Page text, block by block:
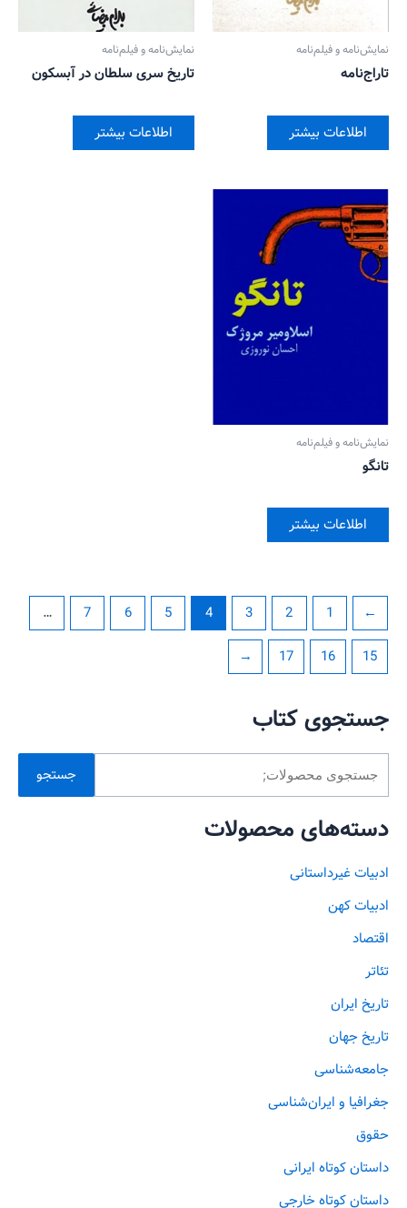
جستجوی کتاب
جستجو
دسته‌های محصولات
ادبیات غیرداستانی
ادبیات کهن
اقتصاد
تئاتر
تاریخ ایران
تاریخ جهان
جامعه‌شناسی
جغرافیا و ایران‌شناسی
حقوق
داستان کوتاه ایرانی
داستان کوتاه خارجی
نمایش‌نامه و فیلم‌نامه
تاراج‌نامه
اطلاعات بیشتر
نمایش‌نامه و فیلم‌نامه
تاریخ سری سلطان در آبسکون
اطلاعات بیشتر
نمایش‌نامه و فیلم‌نامه
تانگو
اطلاعات بیشتر
→
1
2
3
4
5
6
7
…
15
16
17
←